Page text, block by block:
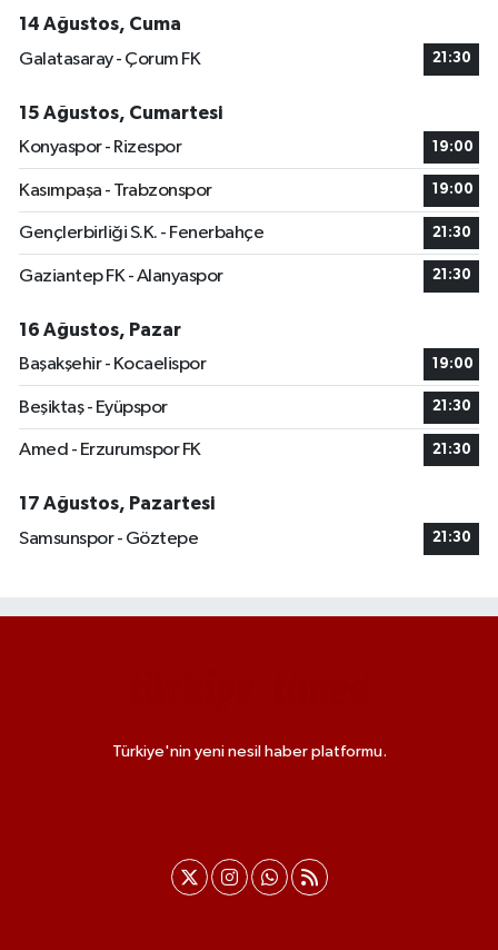
14 Ağustos, Cuma
Galatasaray - Çorum FK
21:30
15 Ağustos, Cumartesi
Konyaspor - Rizespor
19:00
Kasımpaşa - Trabzonspor 19:00
Gençlerbirliği S.K. - Fenerbahçe 21:30
Gaziantep FK - Alanyaspor 21:30
16 Ağustos, Pazar
Başakşehir - Kocaelispor
19:00
Beşiktaş - Eyüpspor 21:30
Amed - Erzurumspor FK 21:30
17 Ağustos, Pazartesi
Samsunspor - Göztepe
21:30
Türkiye'nin yeni nesil haber platformu.